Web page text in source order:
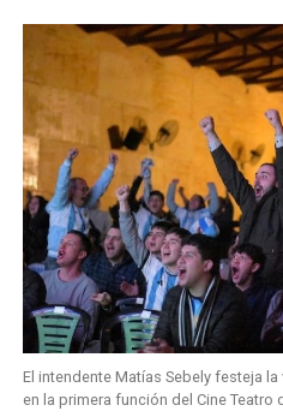
El intendente Matías Sebely festeja
en la primera función del Cine Teatro